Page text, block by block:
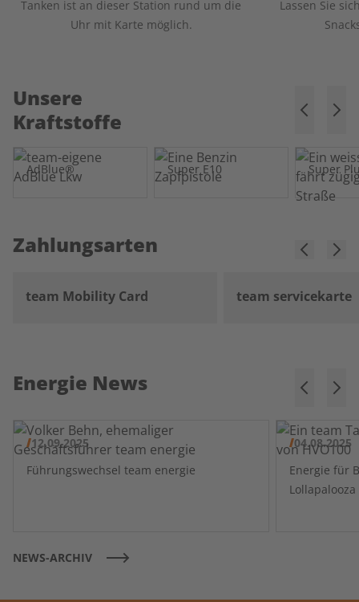
Tanken ist an dieser Station rund um die
Uhr mit Karte möglich.
Lassen Sie
Unsere
Kraftstoffe
AdBlue® Super E10 Super
Zahlungsarten
team Mobility Card team servicekarte
Energie News
12.09.2025
Führungswechsel team energie
04.08.2025
Energie für
NEWS-ARCHIV